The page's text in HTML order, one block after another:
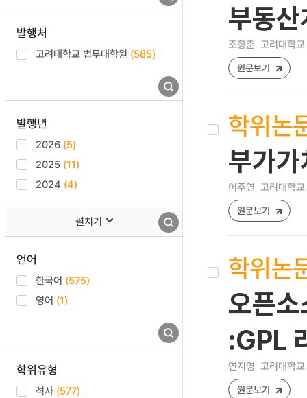
발행처
고려대학교 법무대학원 (585)
발행년
2026 (5)
2025 (11)
2024 (4)
펼치기
언어
한국어 (575)
영어 (1)
학위유형
석사 (577)
부동
조항춘 고려대학
원문보기
학위논
부가
이주연 고려대학
원문보기
학위논
오픈
:GPL
연지영 고려대학
원문보기